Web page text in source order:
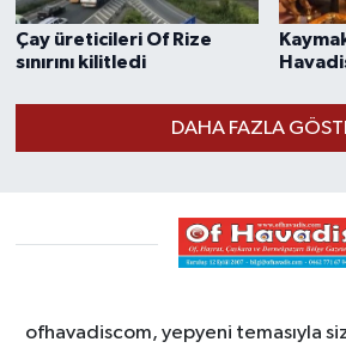
Çay üreticileri Of Rize
sınırını kilitledi
DAHA FAZLA
ofhavadiscom, yepyeni temasıyla